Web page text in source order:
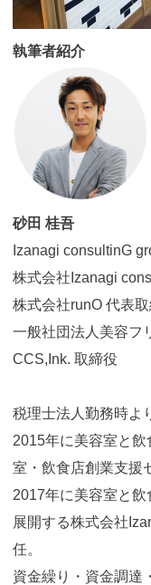
執筆者紹介
砂田 桂吾
Izanagi consultinG
株式会社Izanagi
株式会社runO 代表
一般社団法人美容
CCS,Ink. 取締役
税理士法人勤務時よ
2015年に美容室と
室・飲食店創業支援
2017年に美容室と
展開する株式会社
任。
資金繰り・資金調達